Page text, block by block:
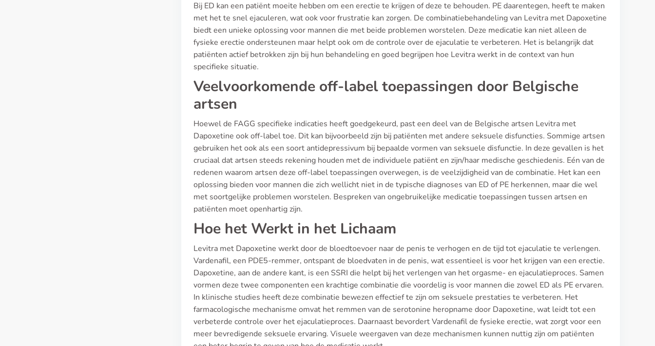
Bij ED kan een patiënt moeite hebben om een erectie te krijgen of deze te behouden. PE daarentegen, heeft te maken
met het te snel ejaculeren, wat ook voor frustratie kan zorgen. De combinatiebehandeling van Levitra met Dapoxetine
biedt een unieke oplossing voor mannen die met beide problemen worstelen. Deze medicatie kan niet alleen de
fysieke erectie ondersteunen maar helpt ook om de controle over de ejaculatie te verbeteren. Het is belangrijk dat
patiënten actief betrokken zijn bij hun behandeling en goed begrijpen hoe Levitra werkt in de context van hun
specifieke situatie.
Veelvoorkomende off-label toepassingen door Belgische
artsen
Hoewel de FAGG specifieke indicaties heeft goedgekeurd, past een deel van de Belgische artsen Levitra met
Dapoxetine ook off-label toe. Dit kan bijvoorbeeld zijn bij patiënten met andere seksuele disfuncties. Sommige artsen
gebruiken het ook als een soort antidepressivum bij bepaalde vormen van seksuele disfunctie. In deze gevallen is het
cruciaal dat artsen steeds rekening houden met de individuele patiënt en zijn/haar medische geschiedenis. Eén van de
redenen waarom artsen deze off-label toepassingen overwegen, is de veelzijdigheid van de combinatie. Het kan een
oplossing bieden voor mannen die zich wellicht niet in de typische diagnoses van ED of PE herkennen, maar die wel
met soortgelijke problemen worstelen. Bespreken van ongebruikelijke medicatie toepassingen tussen artsen en
patiënten moet openhartig zijn.
Hoe het Werkt in het Lichaam
Levitra met Dapoxetine werkt door de bloedtoevoer naar de penis te verhogen en de tijd tot ejaculatie te verlengen.
Vardenafil, een PDE5-remmer, ontspant de bloedvaten in de penis, wat essentieel is voor het krijgen van een erectie.
Dapoxetine, aan de andere kant, is een SSRI die helpt bij het verlengen van het orgasme- en ejaculatieproces. Samen
vormen deze twee componenten een krachtige combinatie die voordelig is voor mannen die zowel ED als PE ervaren.
In klinische studies heeft deze combinatie bewezen effectief te zijn om seksuele prestaties te verbeteren. Het
farmacologische mechanisme omvat het remmen van de serotonine heropname door Dapoxetine, wat leidt tot een
verbeterde controle over het ejaculatieproces. Daarnaast bevordert Vardenafil de fysieke erectie, wat zorgt voor een
meer bevredigende seksuele ervaring. Visuele weergaven van deze mechanismen kunnen nuttig zijn om patiënten